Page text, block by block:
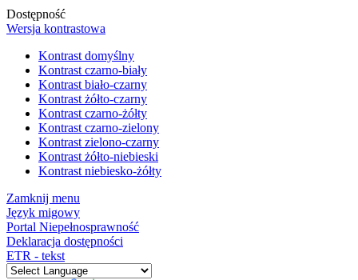
Dostępność
Wersja kontrastowa
Kontrast domyślny
Kontrast czarno-biały
Kontrast biało-czarny
Kontrast żółto-czarny
Kontrast czarno-żółty
Kontrast czarno-zielony
Kontrast zielono-czarny
Kontrast żółto-niebieski
Kontrast niebiesko-żółty
Zamknij menu
Język migowy
Portal Niepełnosprawność
Deklaracja dostępności
ETR - tekst